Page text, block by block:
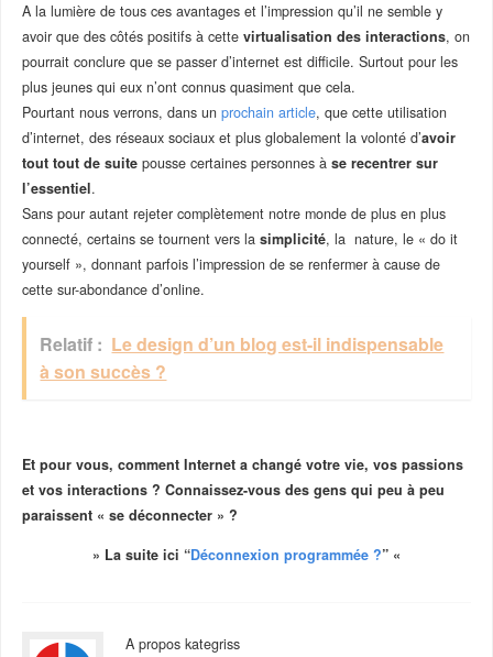
A la lumière de tous ces avantages et l’impression qu’il ne semble y
avoir que des côtés positifs à cette virtualisation des interactions, on
pourrait conclure que se passer d’internet est difficile. Surtout pour les
plus jeunes qui eux n’ont connus quasiment que cela.
Pourtant nous verrons, dans un prochain article, que cette utilisation
d’internet, des réseaux sociaux et plus globalement la volonté d’avoir
tout tout de suitepousse certaines personnes à se recentrer sur
l’essentiel.
Sans pour autant rejeter complètement notre monde de plus en plus
connecté, certains se tournent vers la simplicité, la nature, le « do it
yourself », donnant parfois l’impression de se renfermer à cause de
cette sur-abondance d’online.
Relatif : Le design d’un blog est-il indispensable
à son succès ?
Et pour vous, comment Internet a changé votre vie, vos passions
et vos interactions ? Connaissez-vous des gens qui peu à peu
paraissent « se déconnecter » ?
» La suite ici “Déconnexion programmée ?” «
A propos kategriss